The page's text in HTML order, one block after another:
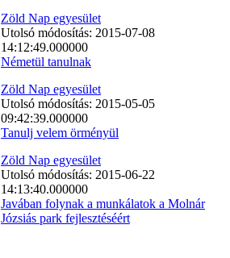
Zöld Nap egyesület
Utolsó módosítás: 2015-07-08
14:12:49.000000
Németül tanulnak
Zöld Nap egyesület
Utolsó módosítás: 2015-05-05
09:42:39.000000
Tanulj velem örményül
Zöld Nap egyesület
Utolsó módosítás: 2015-06-22
14:13:40.000000
Javában folynak a munkálatok a Molnár
Józsiás park fejlesztéséért